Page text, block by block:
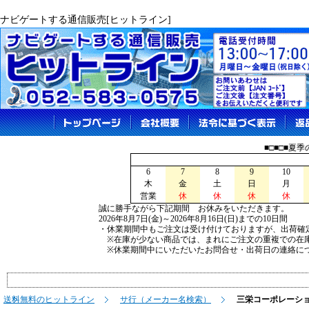
ナビゲートする通信販売[ヒットライン]
■□■□■夏季
6 7 8 9
10
木
金 土 日
月
営業
休 休 休
休
誠に勝手ながら下記期間 お休みをいただきます。
2026年8月7日(金)～2026年8月16日(日)までの10日間
・休業期間中もご注文は受け付けておりますが、出荷
※在庫が少ない商品では、まれにご注文の重複での在
※休業期間中にいただいたお問合せ・出荷日の連絡に
送料無料のヒットライン サ行（メーカー名検索） 三栄コーポレーシ